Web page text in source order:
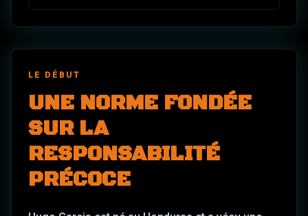
LE DÉBUT
UNE NORME FONDÉE
SUR LA
RESPONSABILITÉ
PRÉCOCE